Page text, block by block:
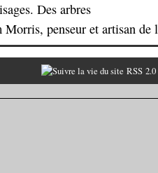
Des arbres
penseur et artisan de
RSS 2.0